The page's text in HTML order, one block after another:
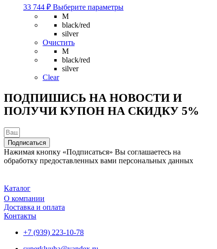
33 744 ₽ Выберите параметрыЭтот
товара.
M
black/red
silver
Очистить
M
black/red
silver
Clear
ПОДПИШИСЬ НА НОВОСТИ И
ПОЛУЧИ КУПОН НА СКИДКУ 5%
Подписаться
Нажимая кнопку «Подписаться» Вы соглашаетесь на
обработку предоставленных вами персональных данных
Каталог
О компании
Доставка и оплата
Контакты
+7 (939) 223-10-78